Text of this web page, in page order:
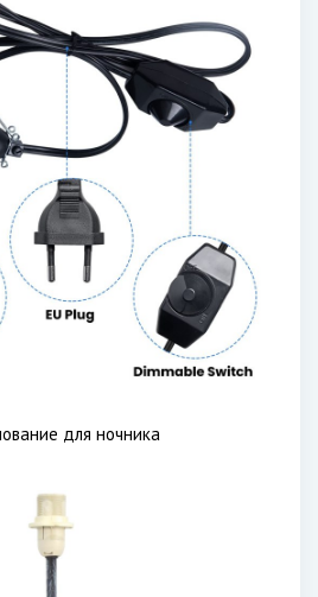
для ночника